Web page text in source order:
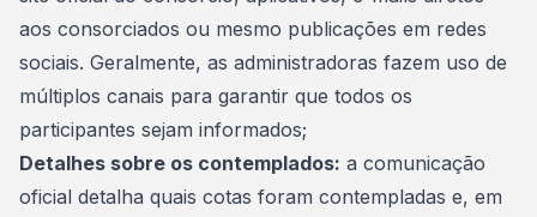
aos consorciados ou mesmo publicações em redes
sociais. Geralmente, as administradoras fazem uso de
múltiplos canais para garantir que todos os
participantes sejam informados;
Detalhes sobre os contemplados: a comunicação
oficial detalha quais cotas foram contempladas e, em